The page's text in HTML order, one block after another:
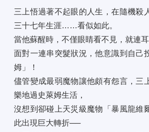
三上悟過著不起眼的人生，在隨機殺
三十七年生涯……看似如此。
當他蘇醒時，不僅眼睛看不見，就連
面對一連串突髮狀況，他意識到自己
姆」！
儘管變成最弱魔物讓他頗有怨言，三
樂地過史萊姆生活，
沒想到卻碰上天災級魔物「暴風龍維
此出現巨大轉折──